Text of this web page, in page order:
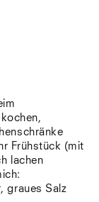
Frühstück (mit
lachen
graues Salz